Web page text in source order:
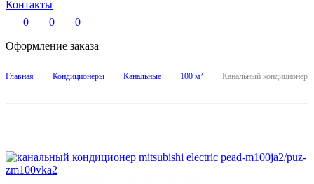
Контакты
0
0
0
Оформление заказа
Главная Кондиционеры Канальные 100 м² Канальный